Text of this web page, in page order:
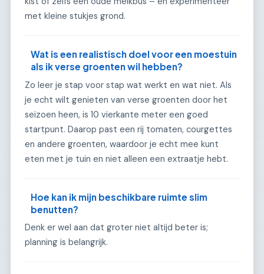
met kleine stukjes grond.
Wat is een realistisch doel voor een moestuin
als ik verse groenten wil hebben?
Zo leer je stap voor stap wat werkt en wat niet. Als
je echt wilt genieten van verse groenten door het
seizoen heen, is 10 vierkante meter een goed
startpunt. Daarop past een rij tomaten, courgettes
en andere groenten, waardoor je echt mee kunt
eten met je tuin en niet alleen een extraatje hebt.
Hoe kan ik mijn beschikbare ruimte slim
benutten?
Denk er wel aan dat groter niet altijd beter is;
planning is belangrijk.